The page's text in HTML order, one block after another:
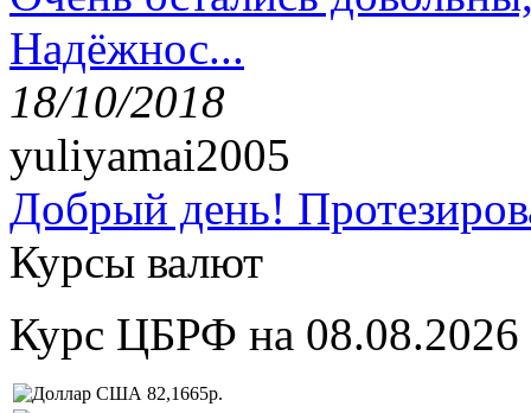
Надёжнос...
18/10/2018
yuliyamai2005
Добрый день!
Курсы валют
Курс ЦБРФ на 08.08.2026
82,1665р.